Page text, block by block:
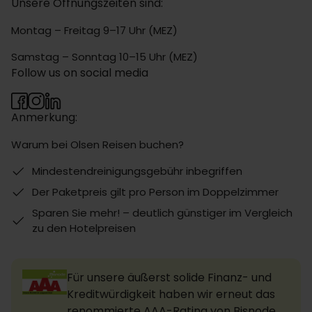
Montag – Freitag 9–17 Uhr (MEZ)
Samstag – Sonntag 10–15 Uhr (MEZ)
Anmerkung:
Warum bei Olsen Reisen buchen?
Mindestendreinigungsgebühr inbegriffen
Der Paketpreis gilt pro Person im Doppelzimmer
Sparen Sie mehr! – deutlich günstiger im Vergleich
zu den Hotelpreisen
Follow us on social media
Für unsere äußerst solide Finanz- und
Kreditwürdigkeit haben wir erneut das